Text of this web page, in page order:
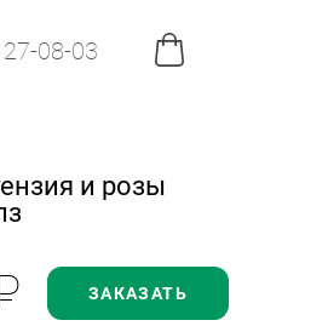
08-03
и розы
ЗАКАЗАТЬ